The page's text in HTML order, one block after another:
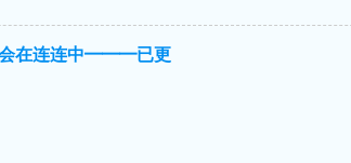
会在连连中━━━已更